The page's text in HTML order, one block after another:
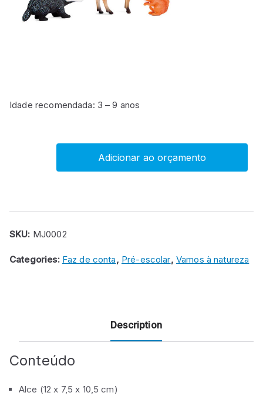
Idade recomendada: 3 – 9 anos
animais
da
quantity
Adicionar ao orçamento
SKU: MJ0002
Categories: Faz de conta, Pré-escolar, Vamos à natureza
Description
Conteúdo
Alce (12 x 7,5 x 10,5 cm)